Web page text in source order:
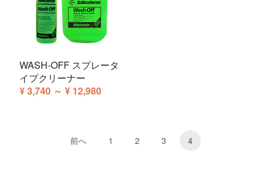
WASH-OFF スプレータ
イプクリーナー
¥ 3,740 ～ ¥ 12,980
前へ 1 2 3 4